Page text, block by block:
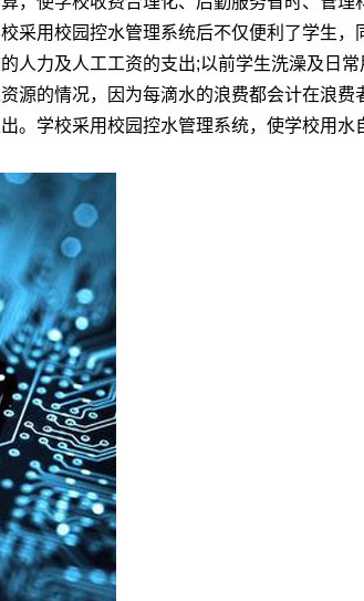
采用校园控水管理系统后不仅便利了学生，
人力及人工工资的支出;以前学生洗澡及日常
源的情况，因为每滴水的浪费都会计在浪费
。学校采用校园控水管理系统，使学校用水